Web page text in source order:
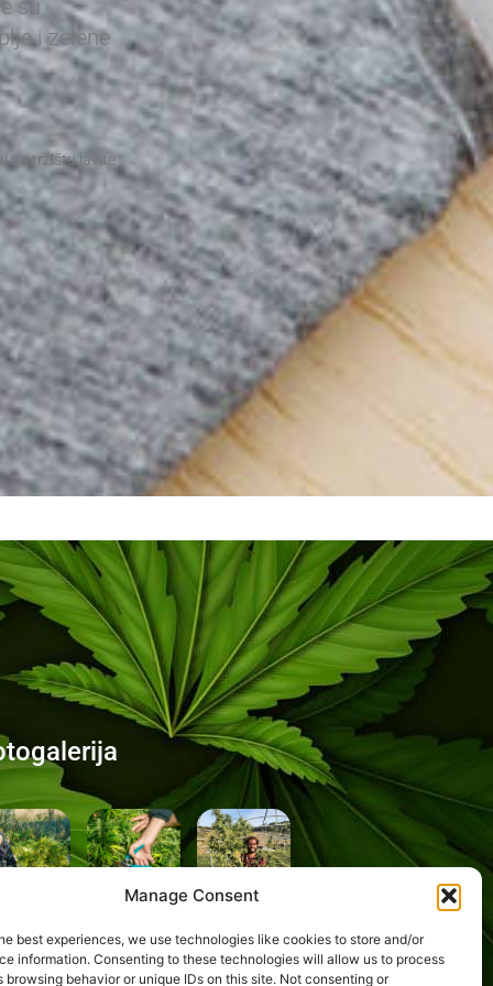
Manage Consent
best experiences, we use technologies like cookies to store and/or
information. Consenting to these technologies will allow us to process
browsing behavior or unique IDs on this site. Not consenting or
su
i zelene
na tržištu javite